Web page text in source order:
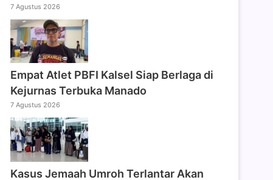
7 Agustus 2026
Empat Atlet PBFI Kalsel Siap Berlaga di
Kejurnas Terbuka Manado
7 Agustus 2026
Kasus Jemaah Umroh Terlantar Akan